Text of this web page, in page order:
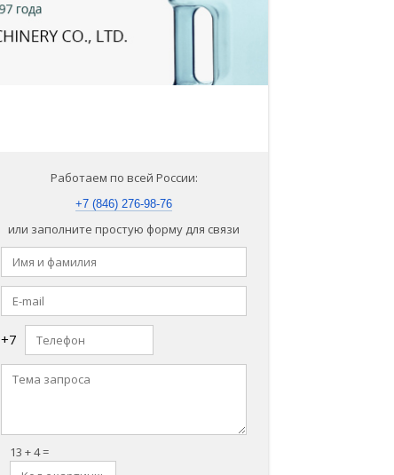
Работаем по всей России:
+7 (846) 276-98-76
или заполните простую форму для связи
+7
13 + 4 =